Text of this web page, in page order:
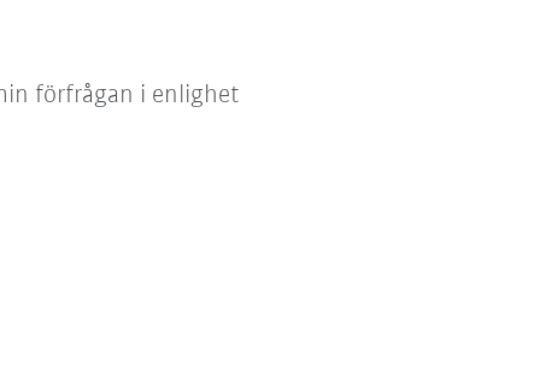
förfrågan i enlighet